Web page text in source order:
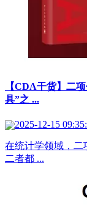
【CDA干货】二
具”之 ...
2025-12-15
在统计学领域，二
二者都 ...